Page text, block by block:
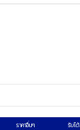
ราคาอื่นๆ รับได้